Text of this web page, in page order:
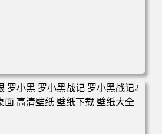
靠背 夕阳 日落 4K动漫壁纸 电脑桌
壁纸大全